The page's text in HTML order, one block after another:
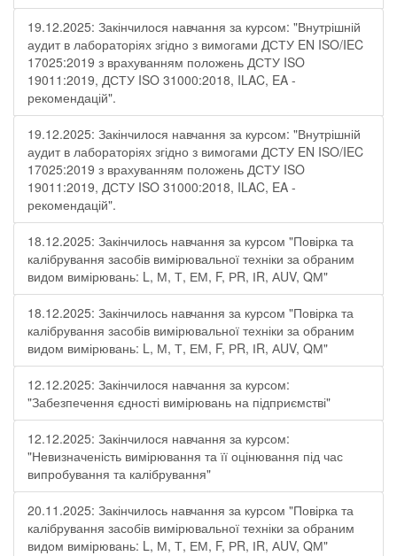
19.12.2025: Закінчилося навчання за курсом: "Внутрішній
аудит в лабораторіях згідно з вимогами ДСТУ EN ISO/IEC
17025:2019 з врахуванням положень ДСТУ ISO
19011:2019, ДСТУ ISO 31000:2018, ILAC, EA -
рекомендацій".
19.12.2025: Закінчилося навчання за курсом: "Внутрішній
аудит в лабораторіях згідно з вимогами ДСТУ EN ISO/IEC
17025:2019 з врахуванням положень ДСТУ ISO
19011:2019, ДСТУ ISO 31000:2018, ILAC, EA -
рекомендацій".
18.12.2025: Закінчилось навчання за курсом "Повірка та
калібрування засобів вимірювальної техніки за обраним
видом вимірювань: L, М, Т, ЕМ, F, РR, ІR, АUV, QМ"
18.12.2025: Закінчилось навчання за курсом "Повірка та
калібрування засобів вимірювальної техніки за обраним
видом вимірювань: L, М, Т, ЕМ, F, РR, ІR, АUV, QМ"
12.12.2025: Закінчилося навчання за курсом:
"Забезпечення єдності вимірювань на підприємстві"
12.12.2025: Закінчилося навчання за курсом:
"Невизначеність вимірювання та її оцінювання під час
випробування та калібрування"
20.11.2025: Закінчилось навчання за курсом "Повірка та
калібрування засобів вимірювальної техніки за обраним
видом вимірювань: L, М, Т, ЕМ, F, РR, ІR, АUV, QМ"